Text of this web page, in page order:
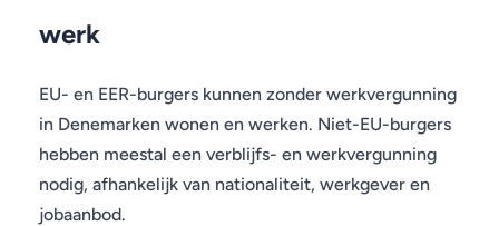
werk
EU- en EER-burgers kunnen zonder werkvergunning
in Denemarken wonen en werken. Niet-EU-burgers
hebben meestal een verblijfs- en werkvergunning
nodig, afhankelijk van nationaliteit, werkgever en
jobaanbod.